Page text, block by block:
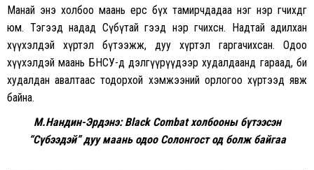
Манай энэ холбоо маань ерөөсөө бүх тамирчдадаа нэг нэр өгчихдөг
юм. Тэгээд надад Сүбүтай гээд нэр өгчихсөн. Надтай адилхан
хүүхэлдэй хүртэл бүтээжж, дуу хүртэл гаргачихсан. Одоо
хүүхэлдэй маань БНСУ-д дэлгүүрүүдээр худалдаанд гараад, би
худалдан авалтаас тодорхой хэмжээний орлогоо хүртээд явж
байна.
М.Нандин-Эрдэнэ: Black Combat холбооны бүтээсэн
“Сүбээдэй” дуу маань одоо Солонгост од болж байгаа